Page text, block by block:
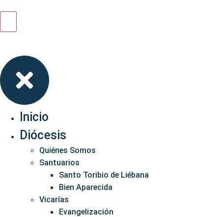
Inicio
Diócesis
Quiénes Somos
Santuarios
Santo Toribio de Liébana
Bien Aparecida
Vicarías
Evangelización